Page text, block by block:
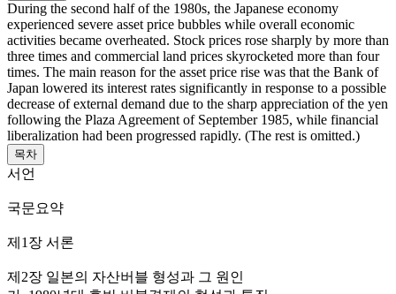
During the second half of the 1980s, the Japanese economy
experienced severe asset price bubbles while overall economic
activities became overheated. Stock prices rose sharply by more than
three times and commercial land prices skyrocketed more than four
times. The main reason for the asset price rise was that the Bank of
Japan lowered its interest rates significantly in response to a possible
decrease of external demand due to the sharp appreciation of the yen
following the Plaza Agreement of September 1985, while financial
liberalization had been progressed rapidly. (The rest is omitted.)
목차
서언
국문요약
제1장 서론
제2장 일본의 자산버블 형성과 그 원인